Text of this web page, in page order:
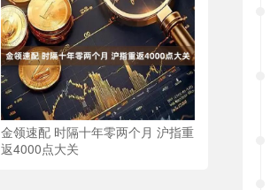
金领速配 时隔十年零两个月 沪指重
返4000点大关